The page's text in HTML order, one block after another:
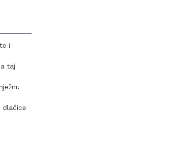
i
taj
dlačice